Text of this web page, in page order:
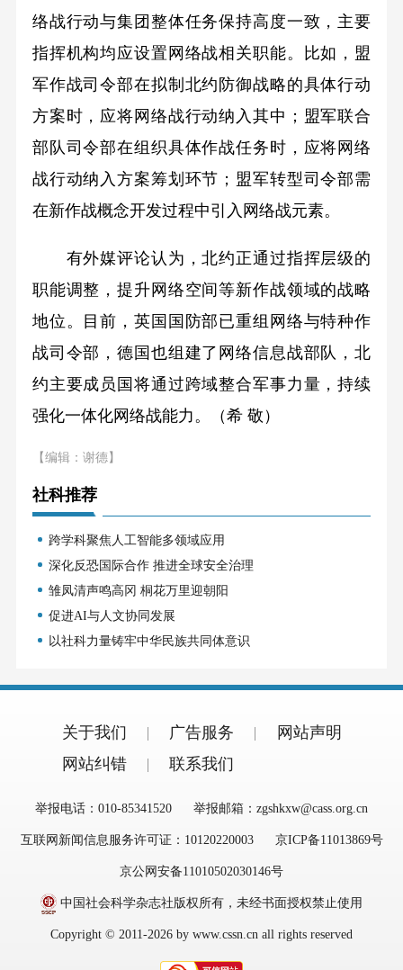
络战行动与集团整体任务保持高度一致，主要
指挥机构均应设置网络战相关职能。比如，盟
军作战司令部在拟制北约防御战略的具体行动
方案时，应将网络战行动纳入其中；盟军联合
部队司令部在组织具体作战任务时，应将网络
战行动纳入方案筹划环节；盟军转型司令部需
在新作战概念开发过程中引入网络战元素。
有外媒评论认为，北约正通过指挥层级的
职能调整，提升网络空间等新作战领域的战略
地位。目前，英国国防部已重组网络与特种作
战司令部，德国也组建了网络信息战部队，北
约主要成员国将通过跨域整合军事力量，持续
强化一体化网络战能力。（希 敬）
【编辑：谢德】
社科推荐
跨学科聚焦人工智能多领域应用
深化反恐国际合作 推进全球安全治理
雏凤清声鸣高冈 桐花万里迎朝阳
促进AI与人文协同发展
以社科力量铸牢中华民族共同体意识
关于我们 广告服务
网站声明
网站纠错
联系我们
举报电话：010-85341520 举报邮箱：zgshkxw@cass.org.cn
互联网新闻信息服务许可证：10120220003 京ICP备11013869号
京公网安备11010502030146号
中国社会科学杂志社版权所有，未经书面授权禁止使用
Copyright © 2011-2026 by www.cssn.cn all rights reserved